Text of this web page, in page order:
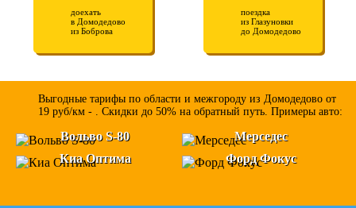
доехать
в Домодедово
из Боброва
поездка
из Глазуновки
до Домодедово
Выгодные тарифы по области и межгороду из Домодедово от
19 руб/км - . Скидки до 50% на обратный путь. Примеры авто:
Вольво S-80
Мерседес
Киа Оптима
Форд Фокус